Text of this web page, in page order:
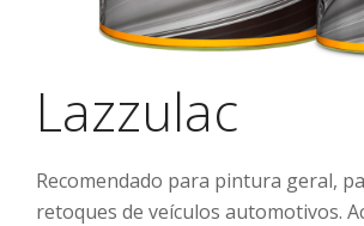
Lazzulac
Recomendado para pintura geral,
retoques de veículos automotivos.